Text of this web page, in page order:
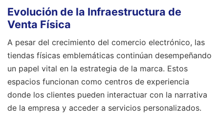
Evolución de la Infraestructura de
Venta Física
A pesar del crecimiento del comercio electrónico, las
tiendas físicas emblemáticas continúan desempeñando
un papel vital en la estrategia de la marca. Estos
espacios funcionan como centros de experiencia
donde los clientes pueden interactuar con la narrativa
de la empresa y acceder a servicios personalizados.